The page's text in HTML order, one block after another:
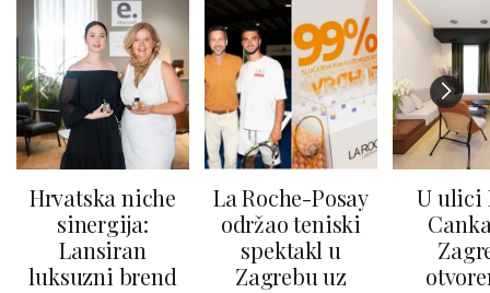
Hrvatska niche
sinergija:
Lansiran
luksuzni brend
La Roche-Posay
održao teniski
spektakl u
Zagrebu uz
U ulici